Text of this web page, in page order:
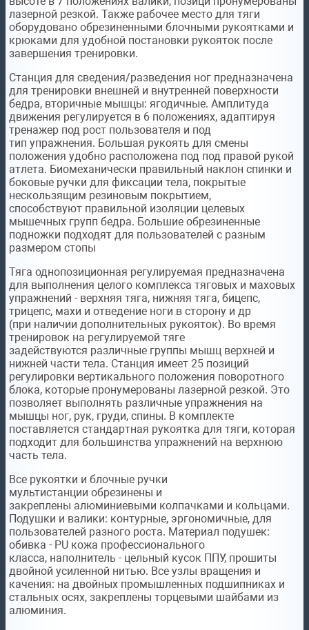
лазерной резкой. Также рабочее место для тяги
оборудовано обрезиненными блочными рукоятками и
крюками для удобной постановки рукояток после
завершения тренировки.
Станция для сведения/разведения ног предназначена
для тренировки внешней и внутренней поверхности
бедра, вторичные мышцы: ягодичные. Амплитуда
движения регулируется в 6 положениях, адаптируя
тренажер под рост пользователя и под
тип упражнения. Большая рукоять для смены
положения удобно расположена под под правой рукой
атлета. Биомеханически правильный наклон спинки и
боковые ручки для фиксации тела, покрытые
нескользящим резиновым покрытием,
способствуют правильной изоляции целевых
мышечных групп бедра. Большие обрезиненные
подножки подходят для пользователей с разным
размером стопы
Тяга однопозиционная регулируемая предназначена
для выполнения целого комплекса тяговых и маховых
упражнений - верхняя тяга, нижняя тяга, бицепс,
трицепс, махи и отведение ноги в сторону и др
(при наличии дополнительных рукояток). Во время
тренировок на регулируемой тяге
задействуются различные группы мышц верхней и
нижней части тела. Станция имеет 25 позиций
регулировки вертикального положения поворотного
блока, которые пронумерованы лазерной резкой. Это
позволяет выполнять различные упражнения на
мышцы ног, рук, груди, спины. В комплекте
поставляется стандартная рукоятка для тяги, которая
подходит для большинства упражнений на верхнюю
часть тела.
Все рукоятки и блочные ручки
мультистанции обрезинены и
закреплены алюминиевыми колпачками и кольцами.
Подушки и валики: контурные, эргономичные, для
пользователей разного роста. Материал подушек:
обивка - PU кожа профессионального
класса, наполнитель - цельный кусок ППУ, прошиты
двойной усиленной нитью. Все узлы вращения и
качения: на двойных промышленных подшипниках и
стальных осях, закреплены торцевыми шайбами из
алюминия.